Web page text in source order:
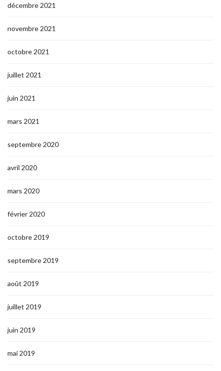
décembre 2021
novembre 2021
octobre 2021
juillet 2021
juin 2021
mars 2021
septembre 2020
avril 2020
mars 2020
février 2020
octobre 2019
septembre 2019
août 2019
juillet 2019
juin 2019
mai 2019